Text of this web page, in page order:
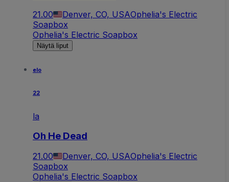
21.00 Denver, CO, USAOphelia's Electric
Soapbox
Ophelia's Electric Soapbox
Näytä liput
elo
22
la
Oh He Dead
21.00 Denver, CO, USAOphelia's Electric
Soapbox
Ophelia's Electric Soapbox